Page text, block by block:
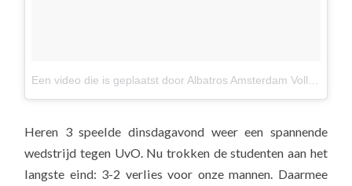
Heren 3 speelde dinsdagavond weer een spannende
wedstrijd tegen UvO. Nu trokken de studenten aan het
langste eind: 3-2 verlies voor onze mannen. Daarmee